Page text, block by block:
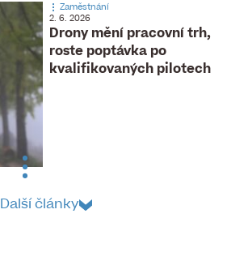
Drony mění pracovní trh,
roste poptávka po
kvalifikovaných pilotech
Zaměstnání
2. 6. 2026
Další články